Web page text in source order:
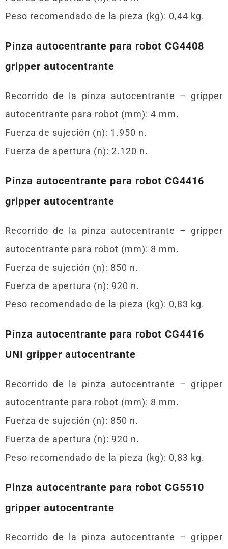
Peso recomendado de la pieza (kg): 0,44 kg.
Pinza autocentrante para robot CG4408
gripper autocentrante
Recorrido de la pinza autocentrante – gripper
autocentrante para robot (mm): 4 mm.
Fuerza de sujeción (n): 1.950 n.
Fuerza de apertura (n): 2.120 n.
Pinza autocentrante para robot CG4416
gripper autocentrante
Recorrido de la pinza autocentrante – gripper
autocentrante para robot (mm): 8 mm.
Fuerza de sujeción (n): 850 n.
Fuerza de apertura (n): 920 n.
Peso recomendado de la pieza (kg): 0,83 kg.
Pinza autocentrante para robot CG4416
UNI gripper autocentrante
Recorrido de la pinza autocentrante – gripper
autocentrante para robot (mm): 8 mm.
Fuerza de sujeción (n): 850 n.
Fuerza de apertura (n): 920 n.
Peso recomendado de la pieza (kg): 0,83 kg.
Pinza autocentrante para robot CG5510
gripper autocentrante
Recorrido de la pinza autocentrante – gripper